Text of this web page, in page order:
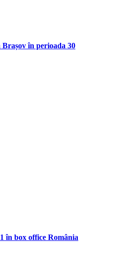
în perioada 30
în box office România